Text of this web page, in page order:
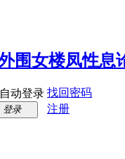
自动登录 找回密码
登录
注册